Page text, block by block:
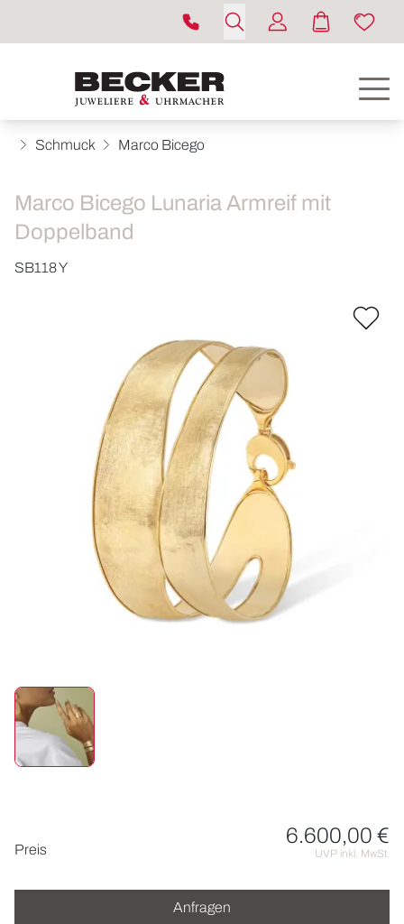
ROLEX
UHREN
SCHMUCK
HOCHZEIT
ACCESSOIRES
Schmuck Marco Bicego
Marco Bicego Lunaria Armreif mit
Doppelband
SB118 Y
Preis
6.600,00 €
UVP inkl. MwSt.
Anfragen